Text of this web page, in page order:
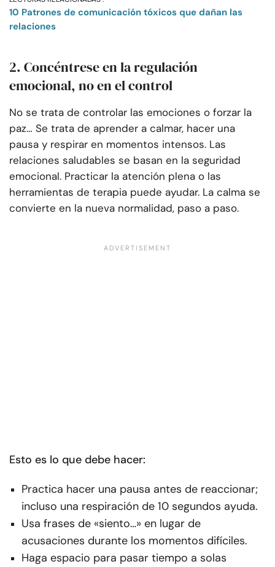
10 Patrones de comunicación tóxicos que dañan las
relaciones
2. Concéntrese en la regulación
emocional, no en el control
No se trata de controlar las emociones o forzar la
paz… Se trata de aprender a calmar, hacer una
pausa y respirar en momentos intensos. Las
relaciones saludables se basan en la seguridad
emocional. Practicar la atención plena o las
herramientas de terapia puede ayudar. La calma se
convierte en la nueva normalidad, paso a paso.
Esto es lo que debe hacer:
Practica hacer una pausa antes de reaccionar;
incluso una respiración de 10 segundos ayuda.
Usa frases de «siento…» en lugar de
acusaciones durante los momentos difíciles.
Haga espacio para pasar tiempo a solas